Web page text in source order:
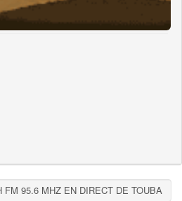
FM 95.6 MHZ EN DIRECT DE TOUBA